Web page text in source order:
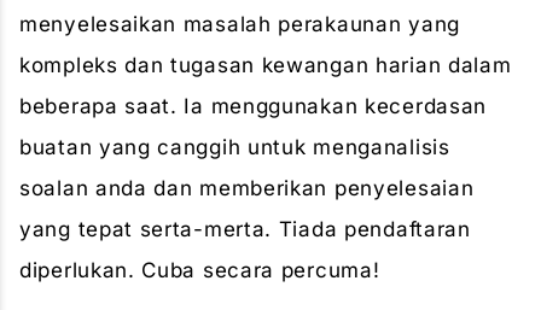
menyelesaikan masalah perakaunan yang
kompleks dan tugasan kewangan harian dalam
beberapa saat. Ia menggunakan kecerdasan
buatan yang canggih untuk menganalisis
soalan anda dan memberikan penyelesaian
yang tepat serta-merta. Tiada pendaftaran
diperlukan. Cuba secara percuma!